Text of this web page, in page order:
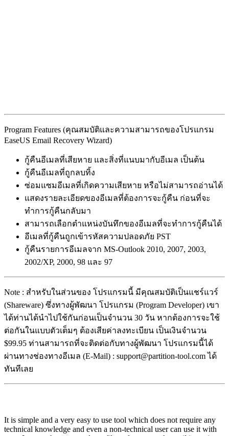
Program Features (คุณสมบัติและความสามารถของโปรแกรม
EaseUS Email Recovery Wizard)
กู้คืนอีเมลที่เสียหาย และสิ่งที่แนบมากับอีเมล เป็นต้น
กู้คืนอีเมลที่ถูกลบทิ้ง
ซ่อมแซมอีเมลที่เกิดความเสียหาย หรือไม่สามารถอ่านได้
แสดงรายละเอียดของอีเมลที่ต้องการจะกู้คืน ก่อนที่จะ
ทำการกู้คืนกลับมา
สามารถเลือกตำแหน่งบันทึกของอีเมลที่จะทำการกู้คืนได้
อีเมลที่กู้คืนถูกเข้ารหัสความปลอดภัย PST
กู้คืนรายการอีเมลจาก MS-Outlook 2010, 2007, 2003,
2002/XP, 2000, 98 และ 97
Note : สำหรับในส่วนของ โปรแกรมนี้ มีคุณสมบัติเป็นแชร์แวร์
(Shareware) ซึ่งทางผู้พัฒนา โปรแกรม (Program Developer) เขา
ได้ท่านได้นำไปใช้กันก่อนเป็นจำนวน 30 วัน หากต้องการจะใช้
ต่อกันในแบบตัวเต็มๆ ต้องเสียค่าลงทะเบียน เป็นเงินจำนวน
$99.95 ท่านสามารถที่จะติดต่อกับทางผู้พัฒนา โปรแกรมนี้ได้
ผ่านทางช่องทางอีเมล (E-Mail) : support@partition-tool.com ได้
ทันทีเลย
It is simple and a very easy to use tool which does not require any
technical knowledge and even a non-technical user can use it with